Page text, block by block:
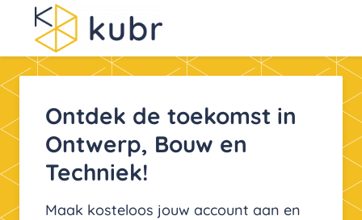
Ontdek de toekomst in
Ontwerp, Bouw en
Techniek!
Maak kosteloos jouw account aan en